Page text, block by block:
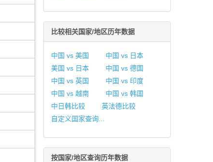
比较相关国家/地区历年数据
中国 vs 美国
中国 vs 日本
美国 vs 日本
中国 vs 德国
中国 vs 英国
中国 vs 印度
中国 vs 越南
中国 vs 韩国
中日韩比较
英法德比较
自定义国家查询...
按国家/地区查询历年数据